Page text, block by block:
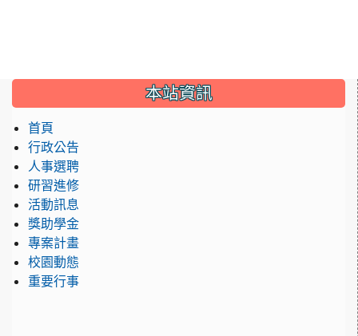
::: 本站資訊
首頁
行政公告
人事選聘
研習進修
活動訊息
獎助學金
專案計畫
校園動態
重要行事